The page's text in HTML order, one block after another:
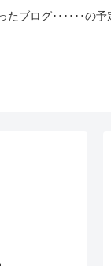
ブログ･･････の予